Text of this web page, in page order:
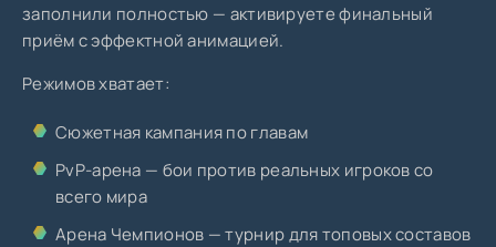
заполнили полностью — активируете финальный
приём с эффектной анимацией.
Режимов хватает:
Сюжетная кампания по главам
PvP-арена — бои против реальных игроков со
всего мира
Арена Чемпионов — турнир для топовых составов